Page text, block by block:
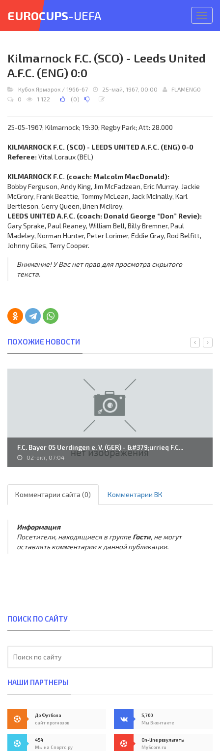
меню
EUROCUPS-UEFA
Kilmarnock F.C. (SCO) - Leeds United
A.F.C. (ENG) 0:0
Кубок Ярмарок / 1966-67 25-май, 1967, 00:00
FLAMENGO
0
1 122 (0)
25-05-1967; Kilmarnock; 19:30; Regby Park; Att: 28.000
KILMARNOCK F.C. (SCO) - LEEDS UNITED A.F.C. (ENG) 0-0
Referee: Vital Loraux (BEL)
KILMARNOCK F.C. (coach: Malcolm MacDonald):
Bobby Ferguson, Andy King, Jim McFadzean, Eric Murray, Jackie
McGrory, Frank Beattie, Tommy McLean, Jack McInally, Karl
Bertleson, Gerry Queen, Brien McIlroy.
LEEDS UNITED A.F.C. (coach: Donald George “Don” Revie):
Gary Sprake, Paul Reaney, William Bell, Billy Bremner, Paul
Madeley, Norman Hunter, Peter Lorimer, Eddie Gray, Rod Belfitt,
Johnny Giles, Terry Cooper.
Внимание! У Вас нет прав для просмотра скрытого
текста.
ПОХОЖИЕ НОВОСТИ
F.C. Bayer 05 Uerdingen e. V. (GER) - &#379;urrieq F.C...
02-окт, 07:04
Комментарии сайта (0) Комментарии ВК
Информация
Посетители, находящиеся в группе Гости, не могут
оставлять комментарии к данной публикации.
ПОИСК ПО САЙТУ
НАШИ ПАРТНЕРЫ
До Футбола
сайт прогнозов
5,700
Мы Вконтакте
454
Мы на Спортс.ру
On-line результаты
MyScore.ru